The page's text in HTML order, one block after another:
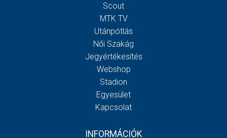
Scout
MTK TV
Utánpótlás
Női Szakág
Jegyértékesítés
Webshop
Stadion
Egyesület
Kapcsolat
INFORMÁCIÓK